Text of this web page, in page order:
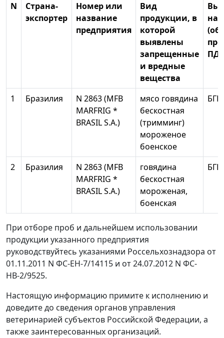
N
Страна-
экспортер
Номер или
название
предприятия
Вид
продукции, в
которой
выявлены
запрещенные
и вредные
вещества
1 Бразилия
N 2863 (MFB
MARFRIG *
BRASIL S.А.)
мясо говядина
бескостная
(тримминг)
мороженое
боенское
2 Бразилия
N 2863 (MFB
MARFRIG *
BRASIL S.A.)
говядина
бескостная
мороженая,
боенская
При отборе проб и дальнейшем использовании
продукции указанного предприятия
руководствуйтесь указаниями Россельхознадзора от
01.11.2011 N ФС-ЕН-7/14115 и от 24.07.2012 N ФС-
НВ-2/9525.
Настоящую информацию примите к исполнению и
доведите до сведения органов управления
ветеринарией субъектов Российской Федерации, а
также заинтересованных организаций.